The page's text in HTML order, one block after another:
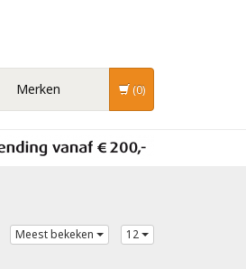
Merken (0)
Meest bekeken 12